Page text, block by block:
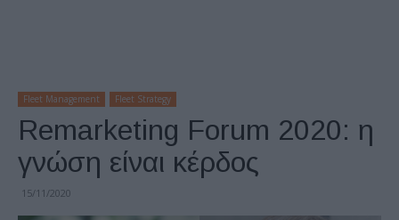
Fleet Management Fleet Strategy
Remarketing Forum 2020: η
γνώση είναι κέρδος
15/11/2020